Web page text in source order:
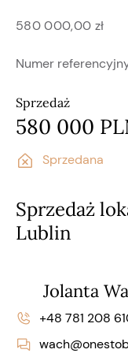
Sprzedana
Numer
Sprzedaż
Lublin
Sprzedaż
580 000
Jolanta
+48 781 208
580 000,00 zł